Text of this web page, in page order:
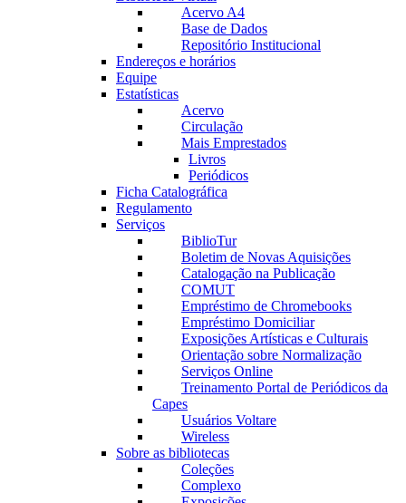
Acervo A4
Base de Dados
Repositório Institucional
Endereços e horários
Equipe
Estatísticas
Acervo
Circulação
Mais Emprestados
Livros
Periódicos
Ficha Catalográfica
Regulamento
Serviços
BiblioTur
Boletim de Novas Aquisições
Catalogação na Publicação
COMUT
Empréstimo de Chromebooks
Empréstimo Domiciliar
Exposições Artísticas e Culturais
Orientação sobre Normalização
Serviços Online
Treinamento Portal de Periódicos da
Capes
Usuários Voltare
Wireless
Sobre as bibliotecas
Coleções
Complexo